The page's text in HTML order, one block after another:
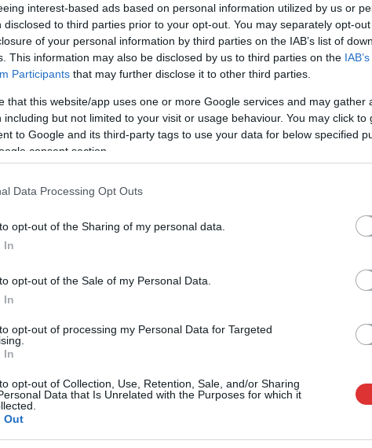
interest-based ads based on personal information utilized by us or
disclosed to third parties prior to your opt-out. You may separately opt-
of your personal information by third parties on the IAB’s list of
This information may also be disclosed by us to third parties on the
Participants that may further disclose it to other third parties.
that this website/app uses one or more Google services and may gather
including but not limited to your visit or usage behaviour. You may click to
to Google and its third-party tags to use your data for below specified
consent section.
Data Processing Opt Outs
opt-out of the Sharing of my personal data.
In
opt-out of the Sale of my Personal Data.
In
opt-out of processing my Personal Data for Targeted
In
opt-out of Collection, Use, Retention, Sale, and/or Sharing
Data that Is Unrelated with the Purposes for which it
Out